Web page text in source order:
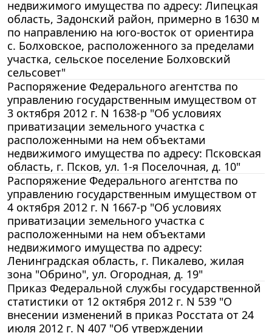
недвижимого имущества по адресу: Липецкая
область, Задонский район, примерно в 1630 м
по направлению на юго-восток от ориентира
с. Болховское, расположенного за пределами
участка, сельское поселение Болховский
сельсовет"
Распоряжение Федерального агентства по
управлению государственным имуществом от
3 октября 2012 г. N 1638-р "Об условиях
приватизации земельного участка с
расположенными на нем объектами
недвижимого имущества по адресу: Псковская
область, г. Псков, ул. 1-я Поселочная, д. 10"
Распоряжение Федерального агентства по
управлению государственным имуществом от
4 октября 2012 г. N 1667-р "Об условиях
приватизации земельного участка с
расположенными на нем объектами
недвижимого имущества по адресу:
Ленинградская область, г. Пикалево, жилая
зона "Обрино", ул. Огородная, д. 19"
Приказ Федеральной службы государственной
статистики от 12 октября 2012 г. N 539 "О
внесении изменений в приказ Росстата от 24
июля 2012 г. N 407 "Об утверждении